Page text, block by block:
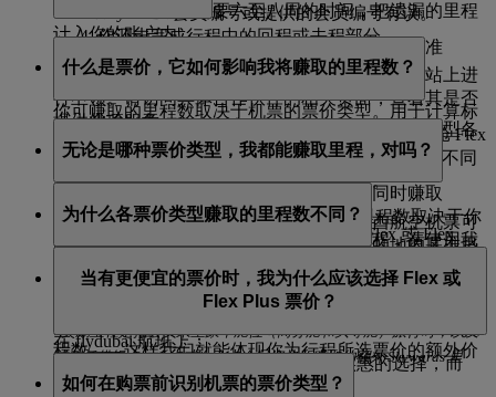
自申领之日起，将需要六至八周的时间，把遗漏的里程
计入你的账户内。
有的合作伙伴提供相关服务，你可以直接在其网站上进
行申领。请访问具体合作伙伴的相关页面，查看其是否
提供此项服务。
*Live chat 目前仅支持英文。
Skywards 会员编号或提供的会员编号有误。
你还未完成行程中的回程或去程部分
基准里程是指通过任何阿联酋航空机票赚取的标准
Skywards 里程，不包含任何类型的奖励里程*。
你可赚取的里程数取决于机票的票价类型。用于计算标
准 Skywards 里程的基准为：阿联酋航空航班经济舱 Flex
Plus 票价和 flydubai 航班经济舱 Flex 票价。这就是不同
票价类型所赚取里程数量存在差异的原因。
你可以使用我们的里程计算器，查看阿联酋航空机票可
赚取的总里程数。总里程数由出发地和目的地的基准里
程，加上不同舱位等级和提供的会员等级奖励里程组
成。
*奖励里程是指会员乘坐豪华舱位（商务舱和头等舱）旅行时，以及/
或其凭借银卡、金卡或白金卡会员资格所赚取的额外 Skywards 里
程。
什么是票价，它如何影响我将赚取的里程数？
票价是你购买机票的价格。每种舱位对应的票价类型各
不相同。
经济舱及商务舱：Special、Saver、Flex 或 Flex
豪华经济舱：Flex Plus
头等舱：Flex 或 Flex Plus
在 flydubai 航班上：
经济舱：Lite、Value、Flex
无论是哪种票价类型，我都能赚取里程，对吗？
是的。无论选择何种票价或舱位，你都将同时赚取
Skywards 里程和定级里程。你可赚取的里程数取决于你
的票价类型。如需了解你可以赚取多少里程，请使用我
为什么各票价类型赚取的里程数不同？
的舱位，因此当我们计算里程数时，会考虑票价类型及
飞行距离。乘客可根据自己的出行需求选择不同的票价
程数——这样我们就能体现你为行程所选票价的额外价
值。
当有更便宜的票价时，我为什么应该选择 Flex 或
Flex Plus 票价？
我们的 Special 和 Saver 票价是最经济实惠的选择，而
Flex 和 Flex Plus 票价则提供额外礼遇：
如何在购票前识别机票的票价类型？